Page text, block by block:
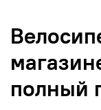
полный